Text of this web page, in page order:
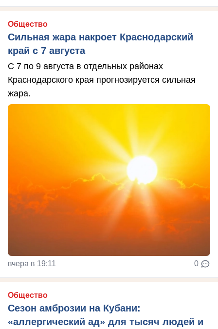
Общество
Сильная жара накроет Краснодарский
край с 7 августа
С 7 по 9 августа в отдельных районах
Краснодарского края прогнозируется сильная
жара.
вчера в 19:11 0
Общество
Сезон амброзии на Кубани:
«аллергический ад» для тысяч людей и